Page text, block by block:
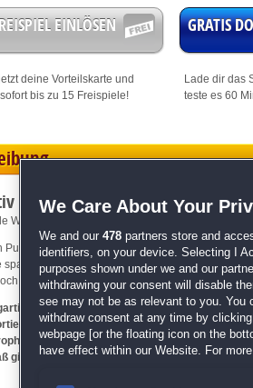
EINLÖSEN
deine Vorteilskarte und
bis zu 15 Freispiele!
GRATIS
Lade dir das
teste es 60
Welt der Puzzles!
Puzzlespiel 500 Puzzles aus hochwertigen
spannende Rätsel und bezaubernde Bilder, die
heute dieses epische Puzzlespiel!
Bilder
und Lupe
für alle, die Spannung lieben
gibt es bei Legends of Mystery 2
We Care About Your
We and our 478 partners store and
identifiers, on your device. Selecting I
purposes shown under we and our
withdrawing your consent will disable
see may not be as relevant to you. You
withdraw consent at any time by
webpage [or the floating icon on the
have effect within our Website. For